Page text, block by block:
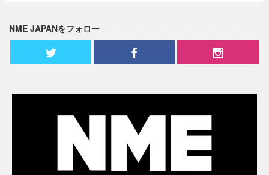
NME JAPANをフォロー